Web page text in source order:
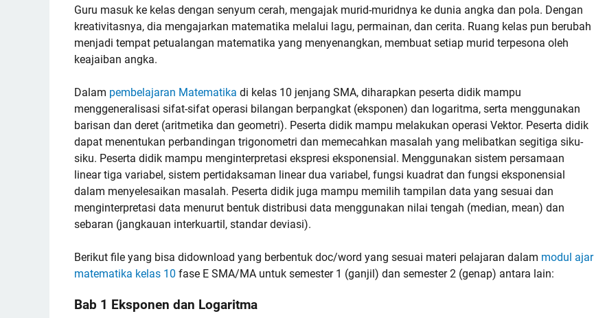
Guru masuk ke kelas dengan senyum cerah, mengajak murid-muridnya ke dunia angka dan pola. Dengan
kreativitasnya, dia mengajarkan matematika melalui lagu, permainan, dan cerita. Ruang kelas pun berubah
menjadi tempat petualangan matematika yang menyenangkan, membuat setiap murid terpesona oleh
keajaiban angka.
Dalam pembelajaran Matematika di kelas 10 jenjang SMA, diharapkan peserta didik mampu
menggeneralisasi sifat-sifat operasi bilangan berpangkat (eksponen) dan logaritma, serta menggunakan
barisan dan deret (aritmetika dan geometri). Peserta didik mampu melakukan operasi Vektor. Peserta didik
dapat menentukan perbandingan trigonometri dan memecahkan masalah yang melibatkan segitiga siku-
siku. Peserta didik mampu menginterpretasi ekspresi eksponensial. Menggunakan sistem persamaan
linear tiga variabel, sistem pertidaksaman linear dua variabel, fungsi kuadrat dan fungsi eksponensial
dalam menyelesaikan masalah. Peserta didik juga mampu memilih tampilan data yang sesuai dan
menginterpretasi data menurut bentuk distribusi data menggunakan nilai tengah (median, mean) dan
sebaran (jangkauan interkuartil, standar deviasi).
Berikut file yang bisa didownload yang berbentuk doc/word yang sesuai materi pelajaran dalam modul ajar
matematika kelas 10 fase E SMA/MA untuk semester 1 (ganjil) dan semester 2 (genap) antara lain:
Bab 1 Eksponen dan Logaritma